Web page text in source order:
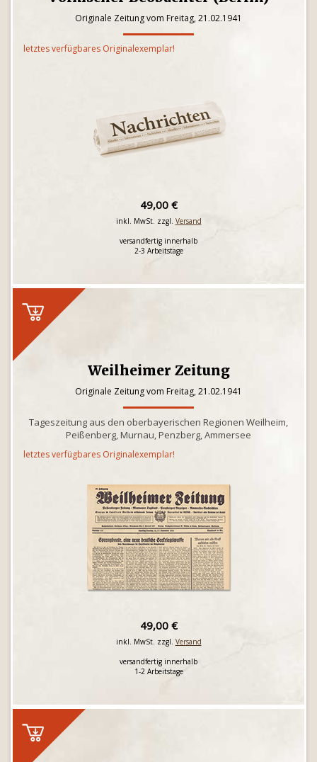
Originale Zeitung vom Freitag, 21.02.1941
letztes verfügbares Originalexemplar!
49,00 €
inkl. MwSt. zzgl. Versand
versandfertig innerhalb
2-3 Arbeitstage
Weilheimer Zeitung
Originale Zeitung vom Freitag, 21.02.1941
Tageszeitung aus den oberbayerischen Regionen Weilheim,
Peißenberg, Murnau, Penzberg, Ammersee
letztes verfügbares Originalexemplar!
49,00 €
inkl. MwSt. zzgl. Versand
versandfertig innerhalb
1-2 Arbeitstage